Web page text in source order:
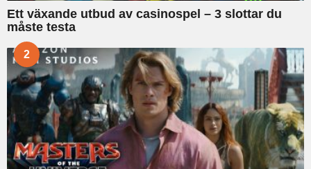
Ett växande utbud av casinospel – 3 slottar du
måste testa
2